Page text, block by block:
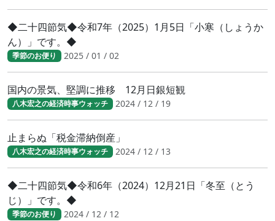
◆二十四節気◆令和7年（2025）1月5日「小寒（しょうか
ん）」です。◆
季節のお便り 2025 / 01 / 02
国内の景気、堅調に推移 12月日銀短観
八木宏之の経済時事ウォッチ 2024 / 12 / 19
止まらぬ「税金滞納倒産」
八木宏之の経済時事ウォッチ 2024 / 12 / 13
◆二十四節気◆令和6年（2024）12月21日「冬至（とう
じ）」です。◆
季節のお便り 2024 / 12 / 12